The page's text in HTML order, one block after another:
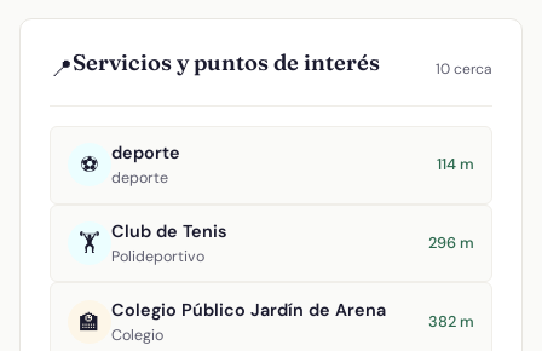
📍Servicios y puntos de interés 10 cerca
⚽ deporte
deporte
114 m
🏋️ Club de Tenis
Polideportivo
296 m
🏫 Colegio Público Jardín de Arena
Colegio
382 m